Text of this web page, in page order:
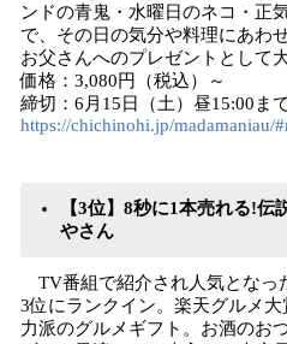
ンドの青鬼・水曜日のネコ・正
で、その日の気分や料理にあわ
お父さんへのプレゼントとして
価格：3,080円（税込）～
締切：6月15日（土）昼15:00ま
https://chichinohi.jp/madamaniau/
【3位】8秒に1本売れる!
やさん
TV番組で紹介され人気となっ
3位にランクイン。楽天グルメ
力派のグルメギフト。お酒のお